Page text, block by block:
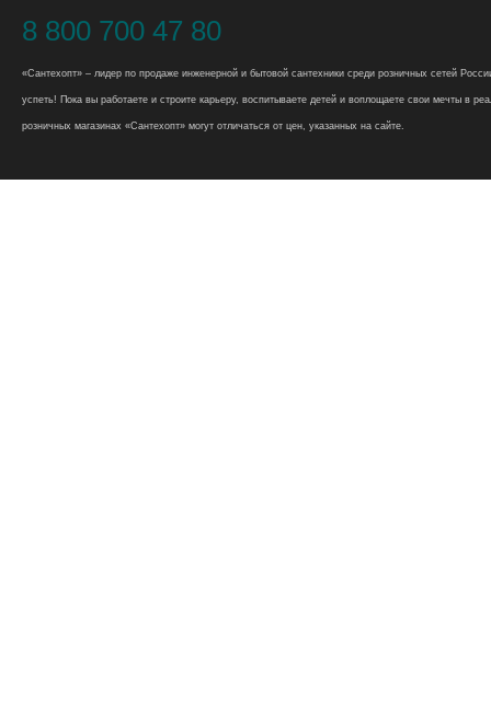
8 800 700 47 80
«Сантехопт» – лидер по продаже инженерной и бытовой сантехники среди розничных сетей
успеть! Пока вы работаете и строите карьеру, воспитываете детей и воплощаете свои мечты в
розничных магазинах «Сантехопт» могут отличаться от цен, указанных на сайте.